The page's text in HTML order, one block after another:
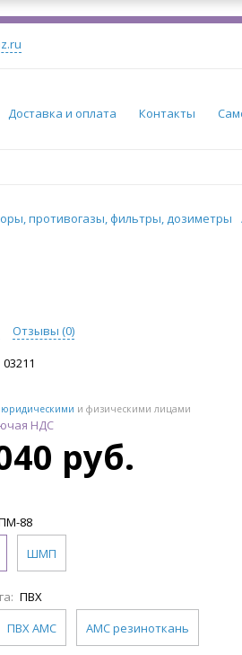
Доставка и оплата Контакты
противогазы, фильтры, дозиметры
Отзывы (0)
03211
юридическими и физическими лицами
НДС
руб.
88
ШМП
ПВХ
ПВХ АМС АМС резиноткань